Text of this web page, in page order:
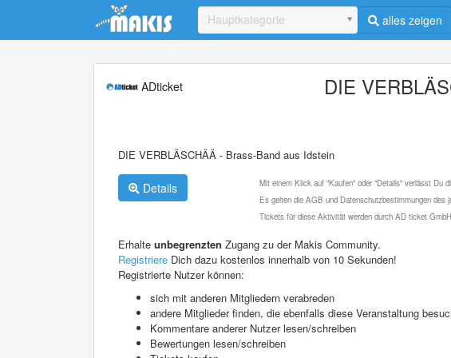
Update cookies preferences
Hauptkategorie alles zeigen
ADticket DIE
DIE VERBLÄSCHÄÄ - Brass-Band aus Idstein
Details
Mit einem Klick auf "Kaufen" oder "Details" verlässt Du
Es gelten die AGB und Datenschutzbestimmungen des
Tickets für diese Aktivität werden durch AD ticket
Erhalte unbegrenzten Zugang zu der Makis Community.
Registriere Dich dazu kostenlos innerhalb von 10 Sekunden!
Registrierte Nutzer können:
sich mit anderen Mitgliedern verabreden
andere Mitglieder finden, die ebenfalls diese Veranstaltung
Kommentare anderer Nutzer lesen/schreiben
Bewertungen lesen/schreiben